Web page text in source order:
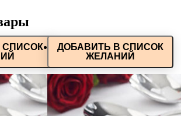
СПИСОК
ДОБАВИТЬ В СПИСОК
ЖЕЛАНИЙ